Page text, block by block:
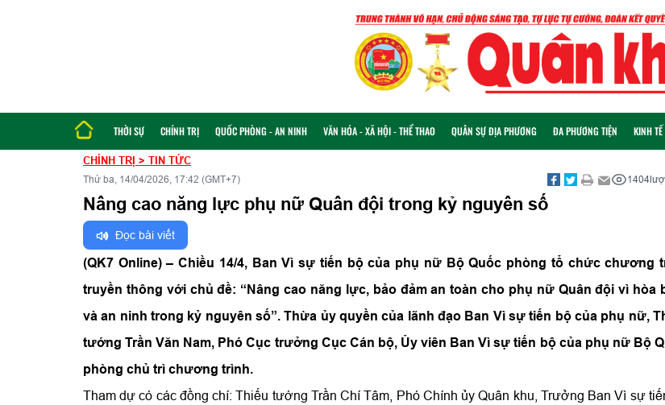
THỜI SỰ CHÍNH TRỊ QUỐC PHÒNG - AN NINH VĂN HÓA - XÃ HỘI - THỂ THAO QUÂN SỰ ĐỊA PHƯƠNG ĐA PHƯƠNG TIỆN KINH
CHÍNH TRỊ > TIN TỨC
Thứ ba, 14/04/2026, 17:42 (GMT+7) 1404
Nâng cao năng lực phụ nữ Quân đội trong kỷ nguyên số
Đọc bài viết
(QK7 Online) – Chiều 14/4, Ban Vì sự tiến bộ của phụ nữ Bộ Quốc phòng tổ chức chương
truyền thông với chủ đề: “Nâng cao năng lực, bảo đảm an toàn cho phụ nữ Quân đội vì hòa
và an ninh trong kỷ nguyên số”. Thừa ủy quyền của lãnh đạo Ban Vì sự tiến bộ của phụ nữ,
tướng Trần Văn Nam, Phó Cục trưởng Cục Cán bộ, Ủy viên Ban Vì sự tiến bộ của phụ nữ Bộ
phòng chủ trì chương trình.
Tham dự có các đồng chí: Thiếu tướng Trần Chí Tâm, Phó Chính ủy Quân khu, Trưởng Ban Vì sự